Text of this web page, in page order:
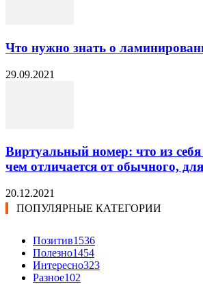
Что нужно знать о
29.09.2021
Виртуальный номер: что из себя
чем отличается от обычного,
20.12.2021
ПОПУЛЯРНЫЕ КАТЕГОРИИ
Позитив1536
Полезно1454
Интересно323
Разное102